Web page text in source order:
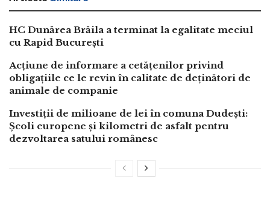
HC Dunărea Brăila a terminat la egalitate meciul
cu Rapid București
Acțiune de informare a cetățenilor privind
obligațiile ce le revin în calitate de deținători de
animale de companie
Investiții de milioane de lei în comuna Dudești:
Școli europene și kilometri de asfalt pentru
dezvoltarea satului românesc